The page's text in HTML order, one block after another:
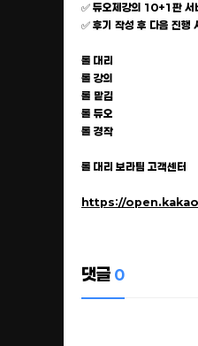
✅ 듀오제강의 10+1판 서
✅ 후기 작성 후 다음 진
롤 대리
롤 강의
롤 맡김
롤 듀오
롤 경작
롤 대리 보라팀 고객센터
https://
댓글 0